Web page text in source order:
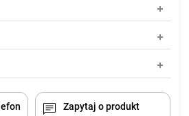
Zapytaj o produkt